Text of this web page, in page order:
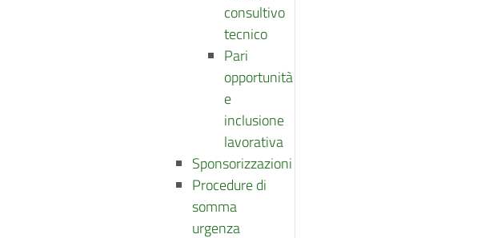
consultivo
tecnico
Pari
opportunità
e
inclusione
lavorativa
Sponsorizzazioni
Procedure di
somma
urgenza